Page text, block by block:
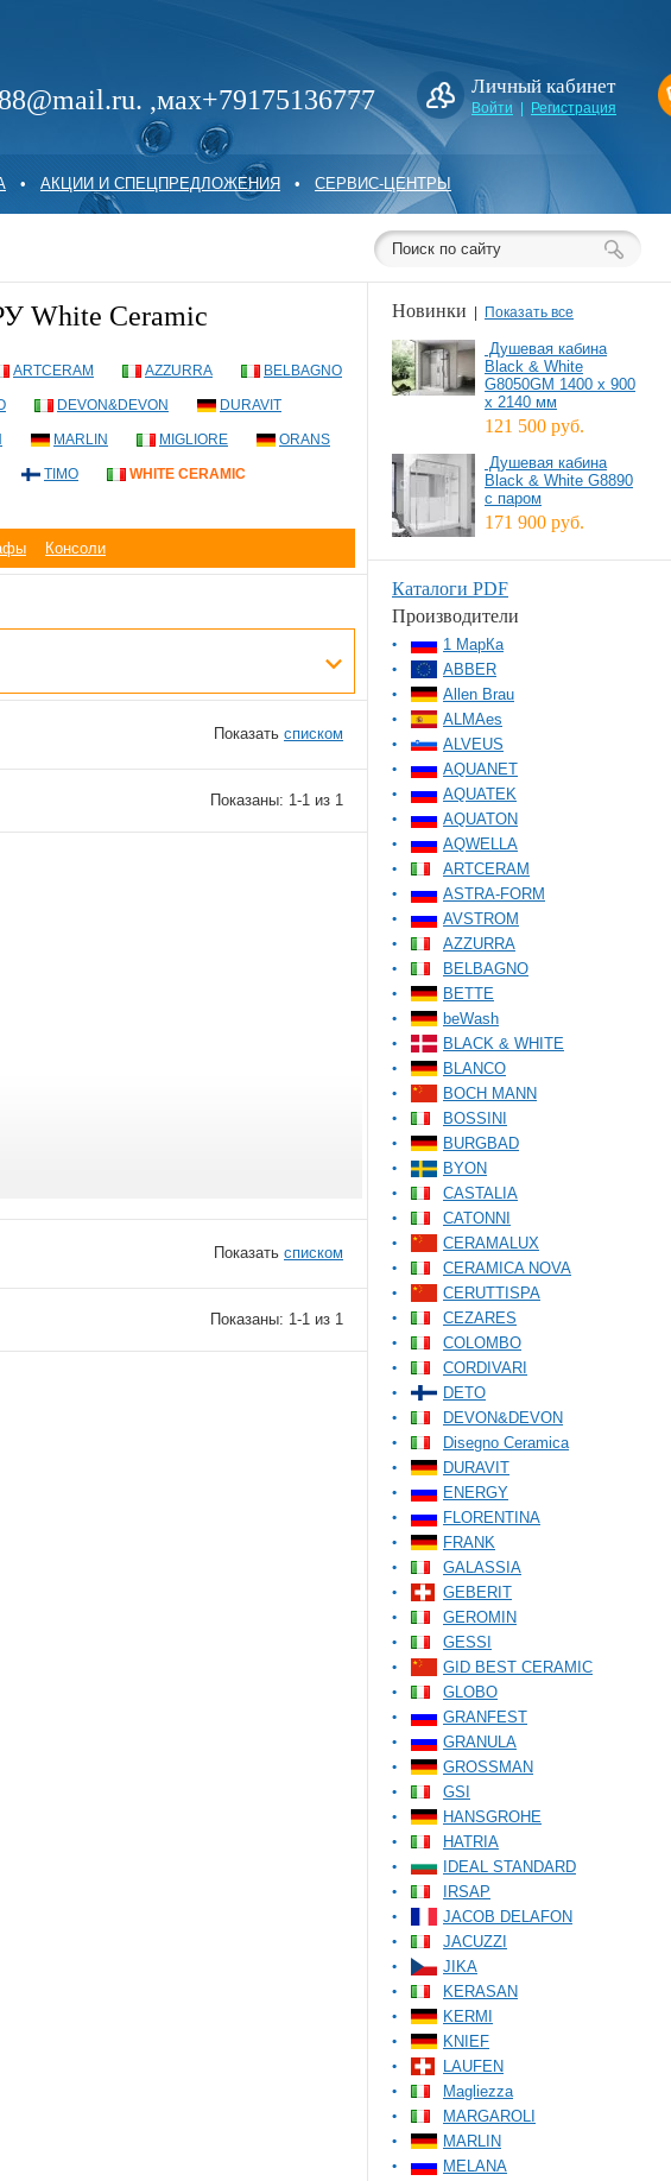
,мах+79175136777 Личный кабинет
Войти Регистрация
• АКЦИИ И СПЕЦПРЕДЛОЖЕНИЯ • СЕРВИС-ЦЕНТРЫ
White Ceramic
ARTCERAM AZZURRA BELBAGNO
DEVON&DEVON DURAVIT
MARLIN MIGLIORE ORANS
TIMO WHITE CERAMIC
Консоли
Показать списком
Показаны: 1-1 из 1
Показать списком
Показаны: 1-1 из 1
Новинки Показать все
Душевая кабина
Black & White
G8050GM 1400 х 900
х 2140 мм
121 500 руб.
Душевая кабина
Black & White G8890
с паром
171 900 руб.
Каталоги PDF
Производители
1 МарКа
ABBER
Allen Brau
ALMAes
ALVEUS
AQUANET
AQUATEK
AQUATON
AQWELLA
ARTCERAM
ASTRA-FORM
AVSTROM
AZZURRA
BELBAGNO
BETTE
beWash
BLACK & WHITE
BLANCO
BOCH MANN
BOSSINI
BURGBAD
BYON
CASTALIA
CATONNI
CERAMALUX
CERAMICA NOVA
CERUTTISPA
CEZARES
COLOMBO
CORDIVARI
DETO
DEVON&DEVON
Disegno Ceramica
DURAVIT
ENERGY
FLORENTINA
FRANK
GALASSIA
GEBERIT
GEROMIN
GESSI
GID BEST CERAMIC
GLOBO
GRANFEST
GRANULA
GROSSMAN
GSI
HANSGROHE
HATRIA
IDEAL STANDARD
IRSAP
JACOB DELAFON
JACUZZI
JIKA
KERASAN
KERMI
KNIEF
LAUFEN
Magliezza
MARGAROLI
MARLIN
MELANA